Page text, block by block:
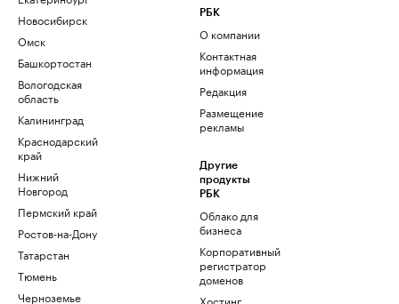
Новосибирск
Омск
Башкортостан
Вологодская
область
Калининград
Краснодарский
край
Нижний
Новгород
Пермский край
Ростов-на-Дону
Татарстан
Тюмень
Черноземье
РБК
О компании
Контактная
информация
Редакция
Размещение
рекламы
Другие
продукты
РБК
Облако для
бизнеса
Корпоративный
регистратор
доменов
Хостинг